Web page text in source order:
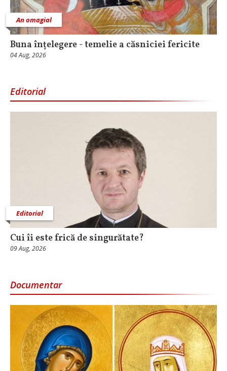
An omagial
Buna înțelegere - temelie a căsniciei fericite
04 Aug, 2026
Editorial
Editorial
Cui îi este frică de singurătate?
09 Aug, 2026
Documentar